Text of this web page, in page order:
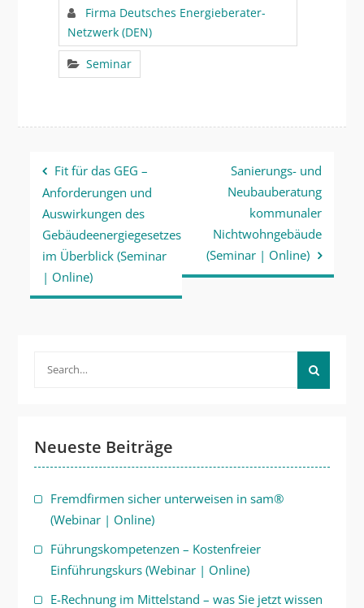
Firma Deutsches Energieberater-
Netzwerk (DEN)
Seminar
Beitragsnavigation
Fit für das GEG –
Anforderungen und
Auswirkungen des
Gebäudeenergiegesetzes
im Überblick (Seminar
| Online)
Sanierungs- und
Neubauberatung
kommunaler
Nichtwohngebäude
(Seminar | Online)
Neueste Beiträge
Fremdfirmen sicher unterweisen in sam®
(Webinar | Online)
Führungskompetenzen – Kostenfreier
Einführungskurs (Webinar | Online)
E-Rechnung im Mittelstand – was Sie jetzt wissen